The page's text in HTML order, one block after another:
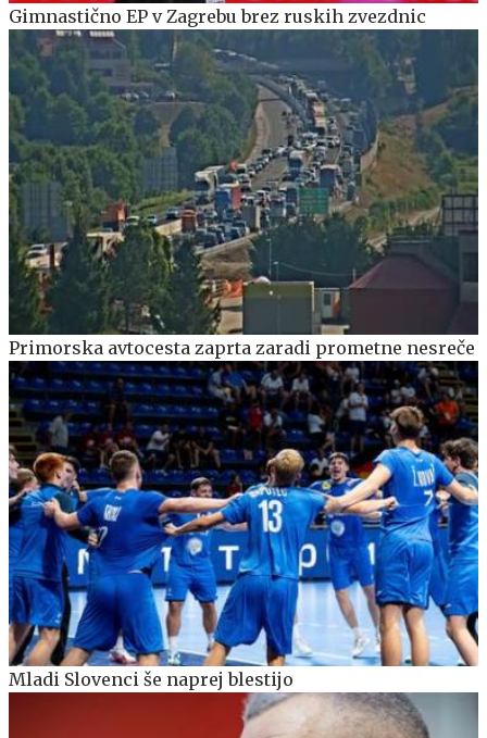
Gimnastično EP v Zagrebu brez ruskih zvezdnic
Primorska avtocesta zaprta zaradi prometne nesreče
Mladi Slovenci še naprej blestijo